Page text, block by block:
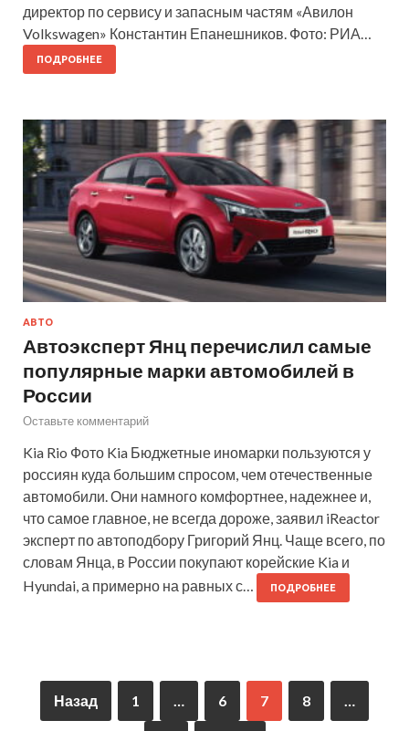
директор по сервису и запасным частям «Авилон
Volkswagen» Константин Епанешников. Фото: РИА…
ПОДРОБНЕЕ
АВТО
Автоэксперт Янц перечислил самые
популярные марки автомобилей в
России
Оставьте комментарий
Kia Rio Фото Kia Бюджетные иномарки пользуются у
россиян куда большим спросом, чем отечественные
автомобили. Они намного комфортнее, надежнее и,
что самое главное, не всегда дороже, заявил iReactor
эксперт по автоподбору Григорий Янц. Чаще всего, по
словам Янца, в России покупают корейские Kia и
Hyundai, а примерно на равных с…
ПОДРОБНЕЕ
Назад 1 … 6 7 8 …